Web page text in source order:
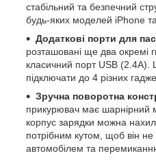
стабільний та безпечний
будь-яких моделей iPhone
Додаткові порти для
розташовані ще два окремі
класичний порт USB (2.4A).
підключати до 4 різних
Зручна поворотна
прикурювач має шарнірний
корпус зарядки можна
потрібним кутом, щоб він
автомобілем та